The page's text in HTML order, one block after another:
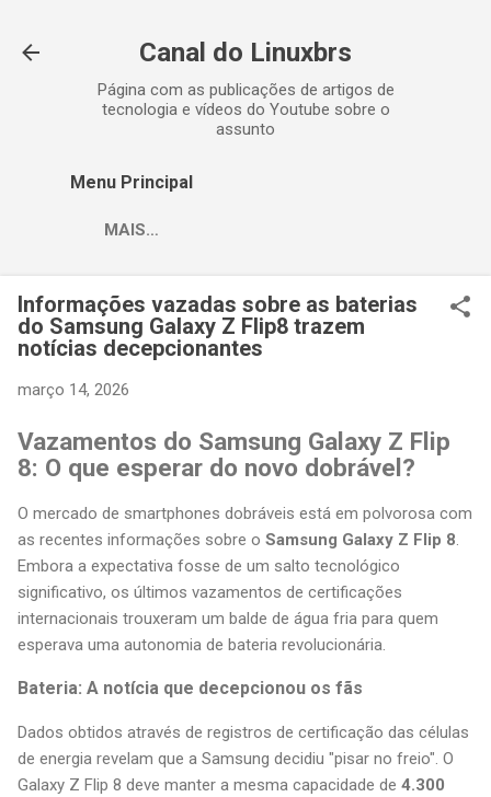
Canal do Linuxbrs
Página com as publicações de artigos de
tecnologia e vídeos do Youtube sobre o
assunto
Menu Principal
MAIS…
Informações vazadas sobre as baterias
do Samsung Galaxy Z Flip8 trazem
notícias decepcionantes
março 14, 2026
Vazamentos do Samsung Galaxy Z Flip
8: O que esperar do novo dobrável?
O mercado de smartphones dobráveis está em polvorosa com
as recentes informações sobre o Samsung Galaxy Z Flip 8.
Embora a expectativa fosse de um salto tecnológico
significativo, os últimos vazamentos de certificações
internacionais trouxeram um balde de água fria para quem
esperava uma autonomia de bateria revolucionária.
Bateria: A notícia que decepcionou os fãs
Dados obtidos através de registros de certificação das células
de energia revelam que a Samsung decidiu "pisar no freio". O
Galaxy Z Flip 8 deve manter a mesma capacidade de 4.300